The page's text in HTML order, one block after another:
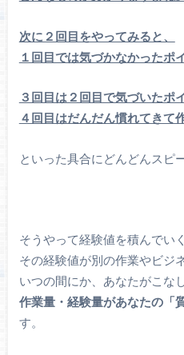
次に２回目をやってみると、
１回目では気づかなかったポ
３回目は２回目で気づいたポ
４回目はだんだん慣れてきて
といった具合にどんどんスピ
そうやって経験値を積んでい
その経験値が別の作業やビジ
いつの間にか、あなたがこな
作業量・経験量があなたの「
す。